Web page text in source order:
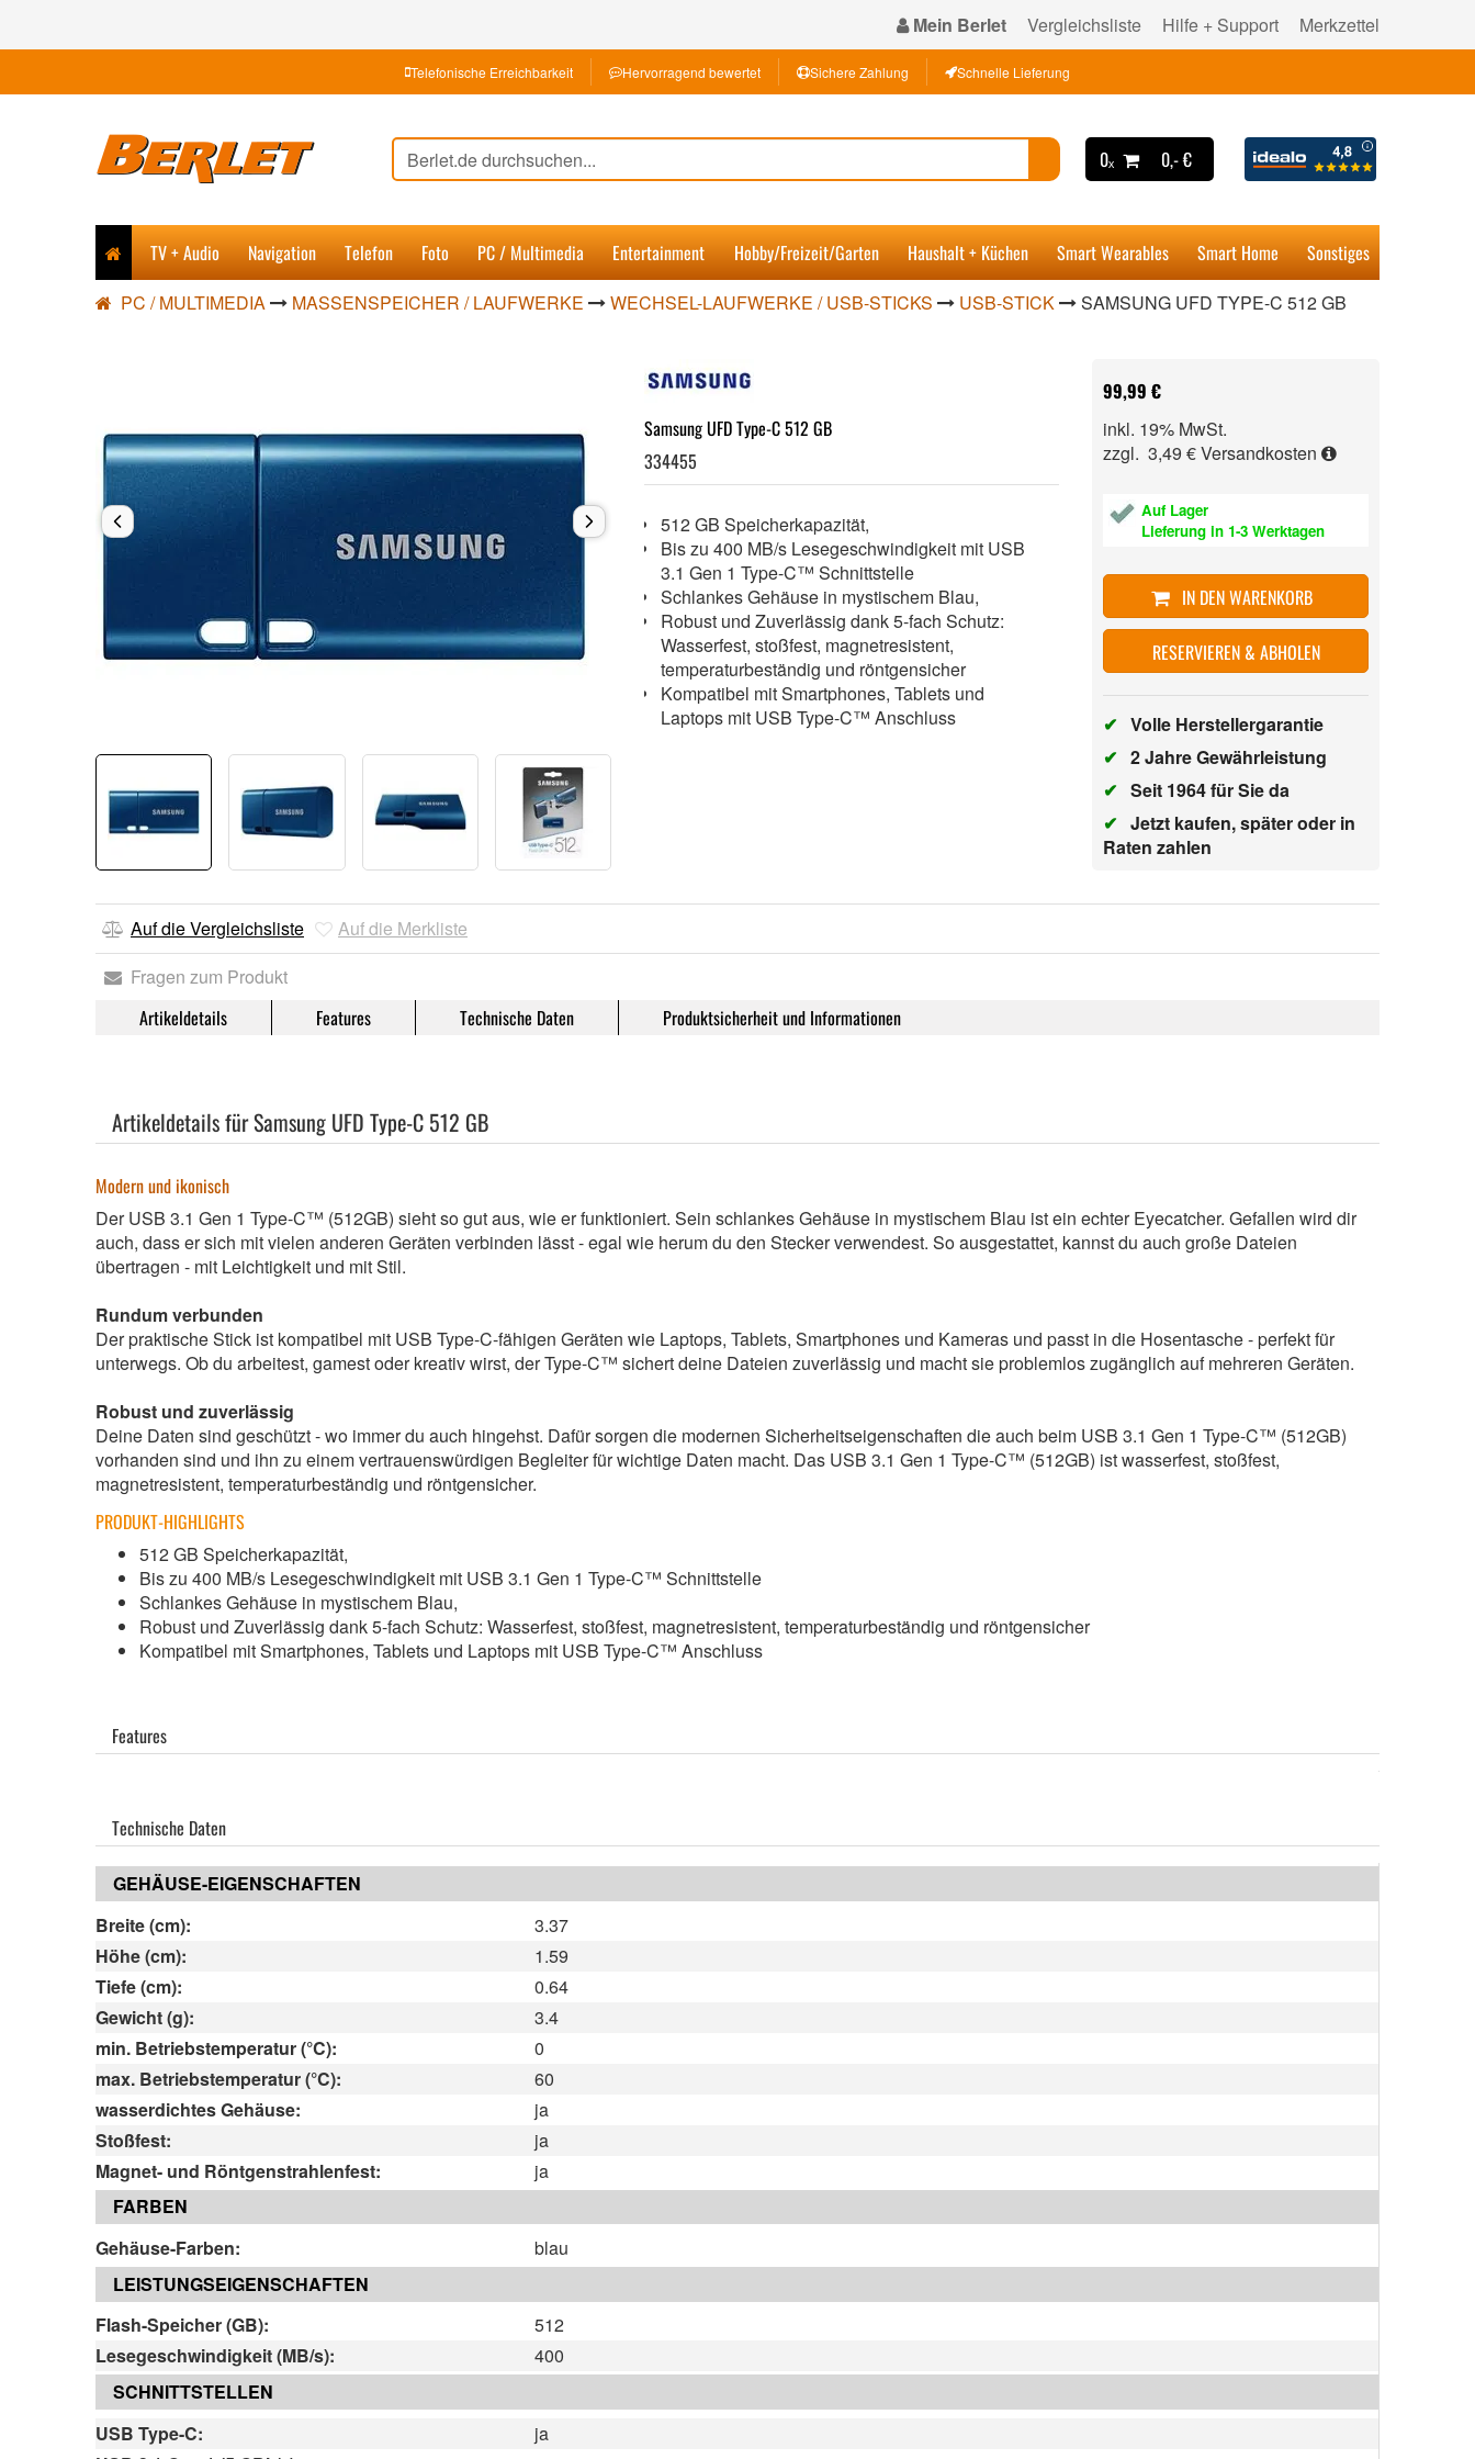
Mein Berlet Vergleichsliste Hilfe + Support Merkzettel
Telefonische Erreichbarkeit Hervorragend bewertet Sichere Zahlung Schnelle Lieferung
0ₓ 0,- €
TV + Audio Navigation Telefon Foto PC / Multimedia Entertainment Hobby/Freizeit/Garten Haushalt + Küchen Smart Wearables Smart Home Sonstiges
PC / MULTIMEDIA MASSENSPEICHER / LAUFWERKE WECHSEL-LAUFWERKE / USB-STICKS USB-STICK SAMSUNG UFD TYPE-C 512 GB
Samsung UFD Type-C 512 GB
334455
512 GB Speicherkapazität,
Bis zu 400 MB/s Lesegeschwindigkeit mit USB
3.1 Gen 1 Type-C™ Schnittstelle
Schlankes Gehäuse in mystischem Blau,
Robust und Zuverlässig dank 5-fach Schutz:
Wasserfest, stoßfest, magnetresistent,
temperaturbeständig und röntgensicher
Kompatibel mit Smartphones, Tablets und
Laptops mit USB Type-C™ Anschluss
99,99 €
inkl. 19% MwSt.
zzgl. 3,49 €Versandkosten
Auf Lager
Lieferung in 1-3 Werktagen
IN DEN WARENKORB
RESERVIEREN & ABHOLEN
✔ Volle Herstellergarantie
✔ 2 Jahre Gewährleistung
✔ Seit 1964 für Sie da
✔ Jetzt kaufen, später oder in
Raten zahlen
Auf die Vergleichsliste
Auf die Merkliste
Fragen zum Produkt
Artikeldetails Features Technische Daten Produktsicherheit und Informationen
Artikeldetails für Samsung UFD Type-C 512 GB
Modern und ikonisch
Der USB 3.1 Gen 1 Type-C™ (512GB) sieht so gut aus, wie er funktioniert. Sein schlankes Gehäuse in mystischem Blau ist ein echter Eyecatcher. Gefallen wird dir
auch, dass er sich mit vielen anderen Geräten verbinden lässt - egal wie herum du den Stecker verwendest. So ausgestattet, kannst du auch große Dateien
übertragen - mit Leichtigkeit und mit Stil.
Rundum verbunden
Der praktische Stick ist kompatibel mit USB Type-C-fähigen Geräten wie Laptops, Tablets, Smartphones und Kameras und passt in die Hosentasche - perfekt für
unterwegs. Ob du arbeitest, gamest oder kreativ wirst, der Type-C™ sichert deine Dateien zuverlässig und macht sie problemlos zugänglich auf mehreren Geräten.
Robust und zuverlässig
Deine Daten sind geschützt - wo immer du auch hingehst. Dafür sorgen die modernen Sicherheitseigenschaften die auch beim USB 3.1 Gen 1 Type-C™ (512GB)
vorhanden sind und ihn zu einem vertrauenswürdigen Begleiter für wichtige Daten macht. Das USB 3.1 Gen 1 Type-C™ (512GB) ist wasserfest, stoßfest,
magnetresistent, temperaturbeständig und röntgensicher.
PRODUKT-HIGHLIGHTS
512 GB Speicherkapazität,
Bis zu 400 MB/s Lesegeschwindigkeit mit USB 3.1 Gen 1 Type-C™ Schnittstelle
Schlankes Gehäuse in mystischem Blau,
Robust und Zuverlässig dank 5-fach Schutz: Wasserfest, stoßfest, magnetresistent, temperaturbeständig und röntgensicher
Kompatibel mit Smartphones, Tablets und Laptops mit USB Type-C™ Anschluss
Features
Technische Daten
GEHÄUSE-EIGENSCHAFTEN
Breite (cm):
3.37
Höhe (cm):
1.59
Tiefe (cm):
0.64
Gewicht (g):
3.4
min. Betriebstemperatur (°C):
0
max. Betriebstemperatur (°C):
60
wasserdichtes Gehäuse:
ja
Stoßfest:
ja
Magnet- und Röntgenstrahlenfest:
ja
FARBEN
Gehäuse-Farben:
blau
LEISTUNGSEIGENSCHAFTEN
Flash-Speicher (GB):
512
Lesegeschwindigkeit (MB/s):
400
SCHNITTSTELLEN
USB Type-C:
ja